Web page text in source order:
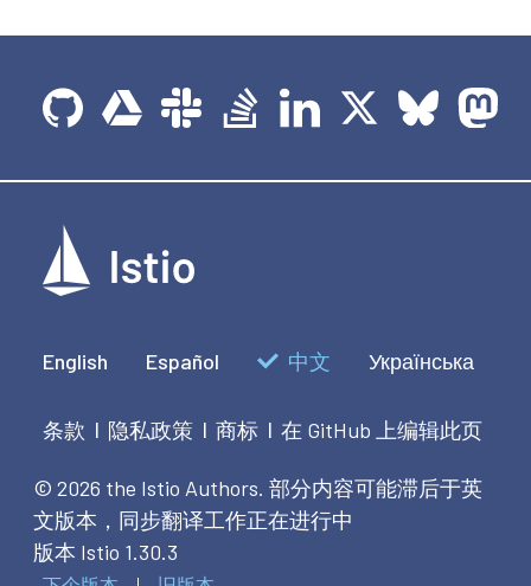
English Español 中文 Українська
条款 | 隐私政策 | 商标 | 在 GitHub 上编辑此页
© 2026 the Istio Authors. 部分内容可能滞后于英
文版本，同步翻译工作正在进行中
版本 Istio 1.30.3